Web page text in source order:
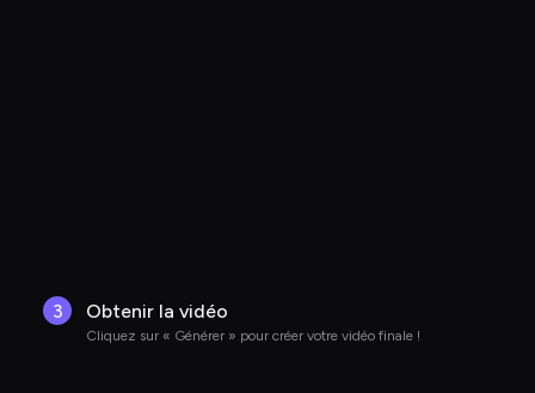
3 Obtenir la vidéo
Cliquez sur « Générer » pour créer votre vidéo finale !